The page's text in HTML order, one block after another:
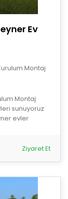
Ev
Montaj
Montaj
sunuyoruz
evler
Ziyaret Et